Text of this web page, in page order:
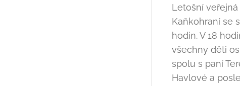
Letošní
Kaňkohraní se
hodin. V 18
všechny děti
spolu s paní
Havlové a